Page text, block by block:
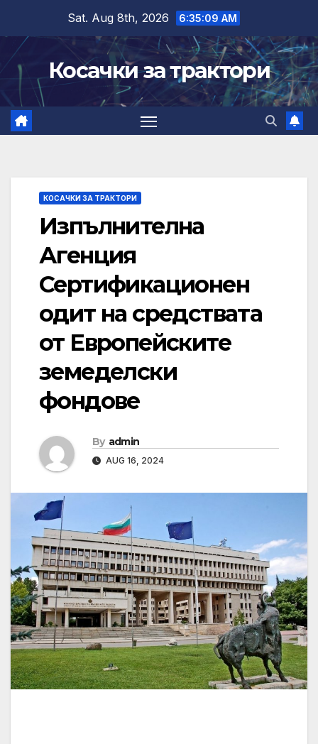
content
Sat. Aug 8th, 2026 6:35:10 AM
Косачки за трактори
КОСАЧКИ ЗА ТРАКТОРИ
Изпълнителна
Агенция
Сертификационен
одит на средствата
от Европейските
земеделски
фондове
By admin
AUG 16, 2024